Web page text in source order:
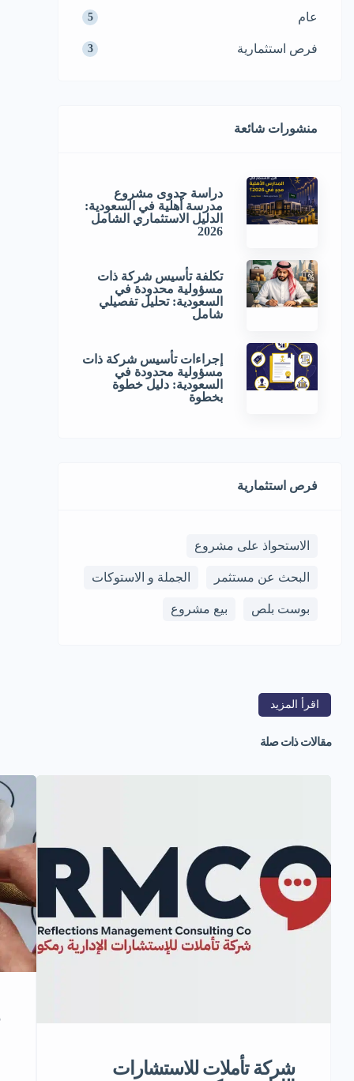
عام 5
فرص استثمارية 3
منشورات شائعة
دراسة جدوى مشروع
مدرسة أهلية في السعودية:
الدليل الاستثماري الشامل
2026
تكلفة تأسيس شركة ذات
مسؤولية محدودة في
السعودية: تحليل تفصيلي
شامل
إجراءات تأسيس شركة ذات
مسؤولية محدودة في
السعودية: دليل خطوة
بخطوة
فرص استثمارية
الاستحواذ على مشروع
البحث عن مستثمر الجملة و الاستوكات
بوست بلص بيع مشروع
اقرأ المزيد
مقالات ذات صلة
شركة تأملات للاستشارات